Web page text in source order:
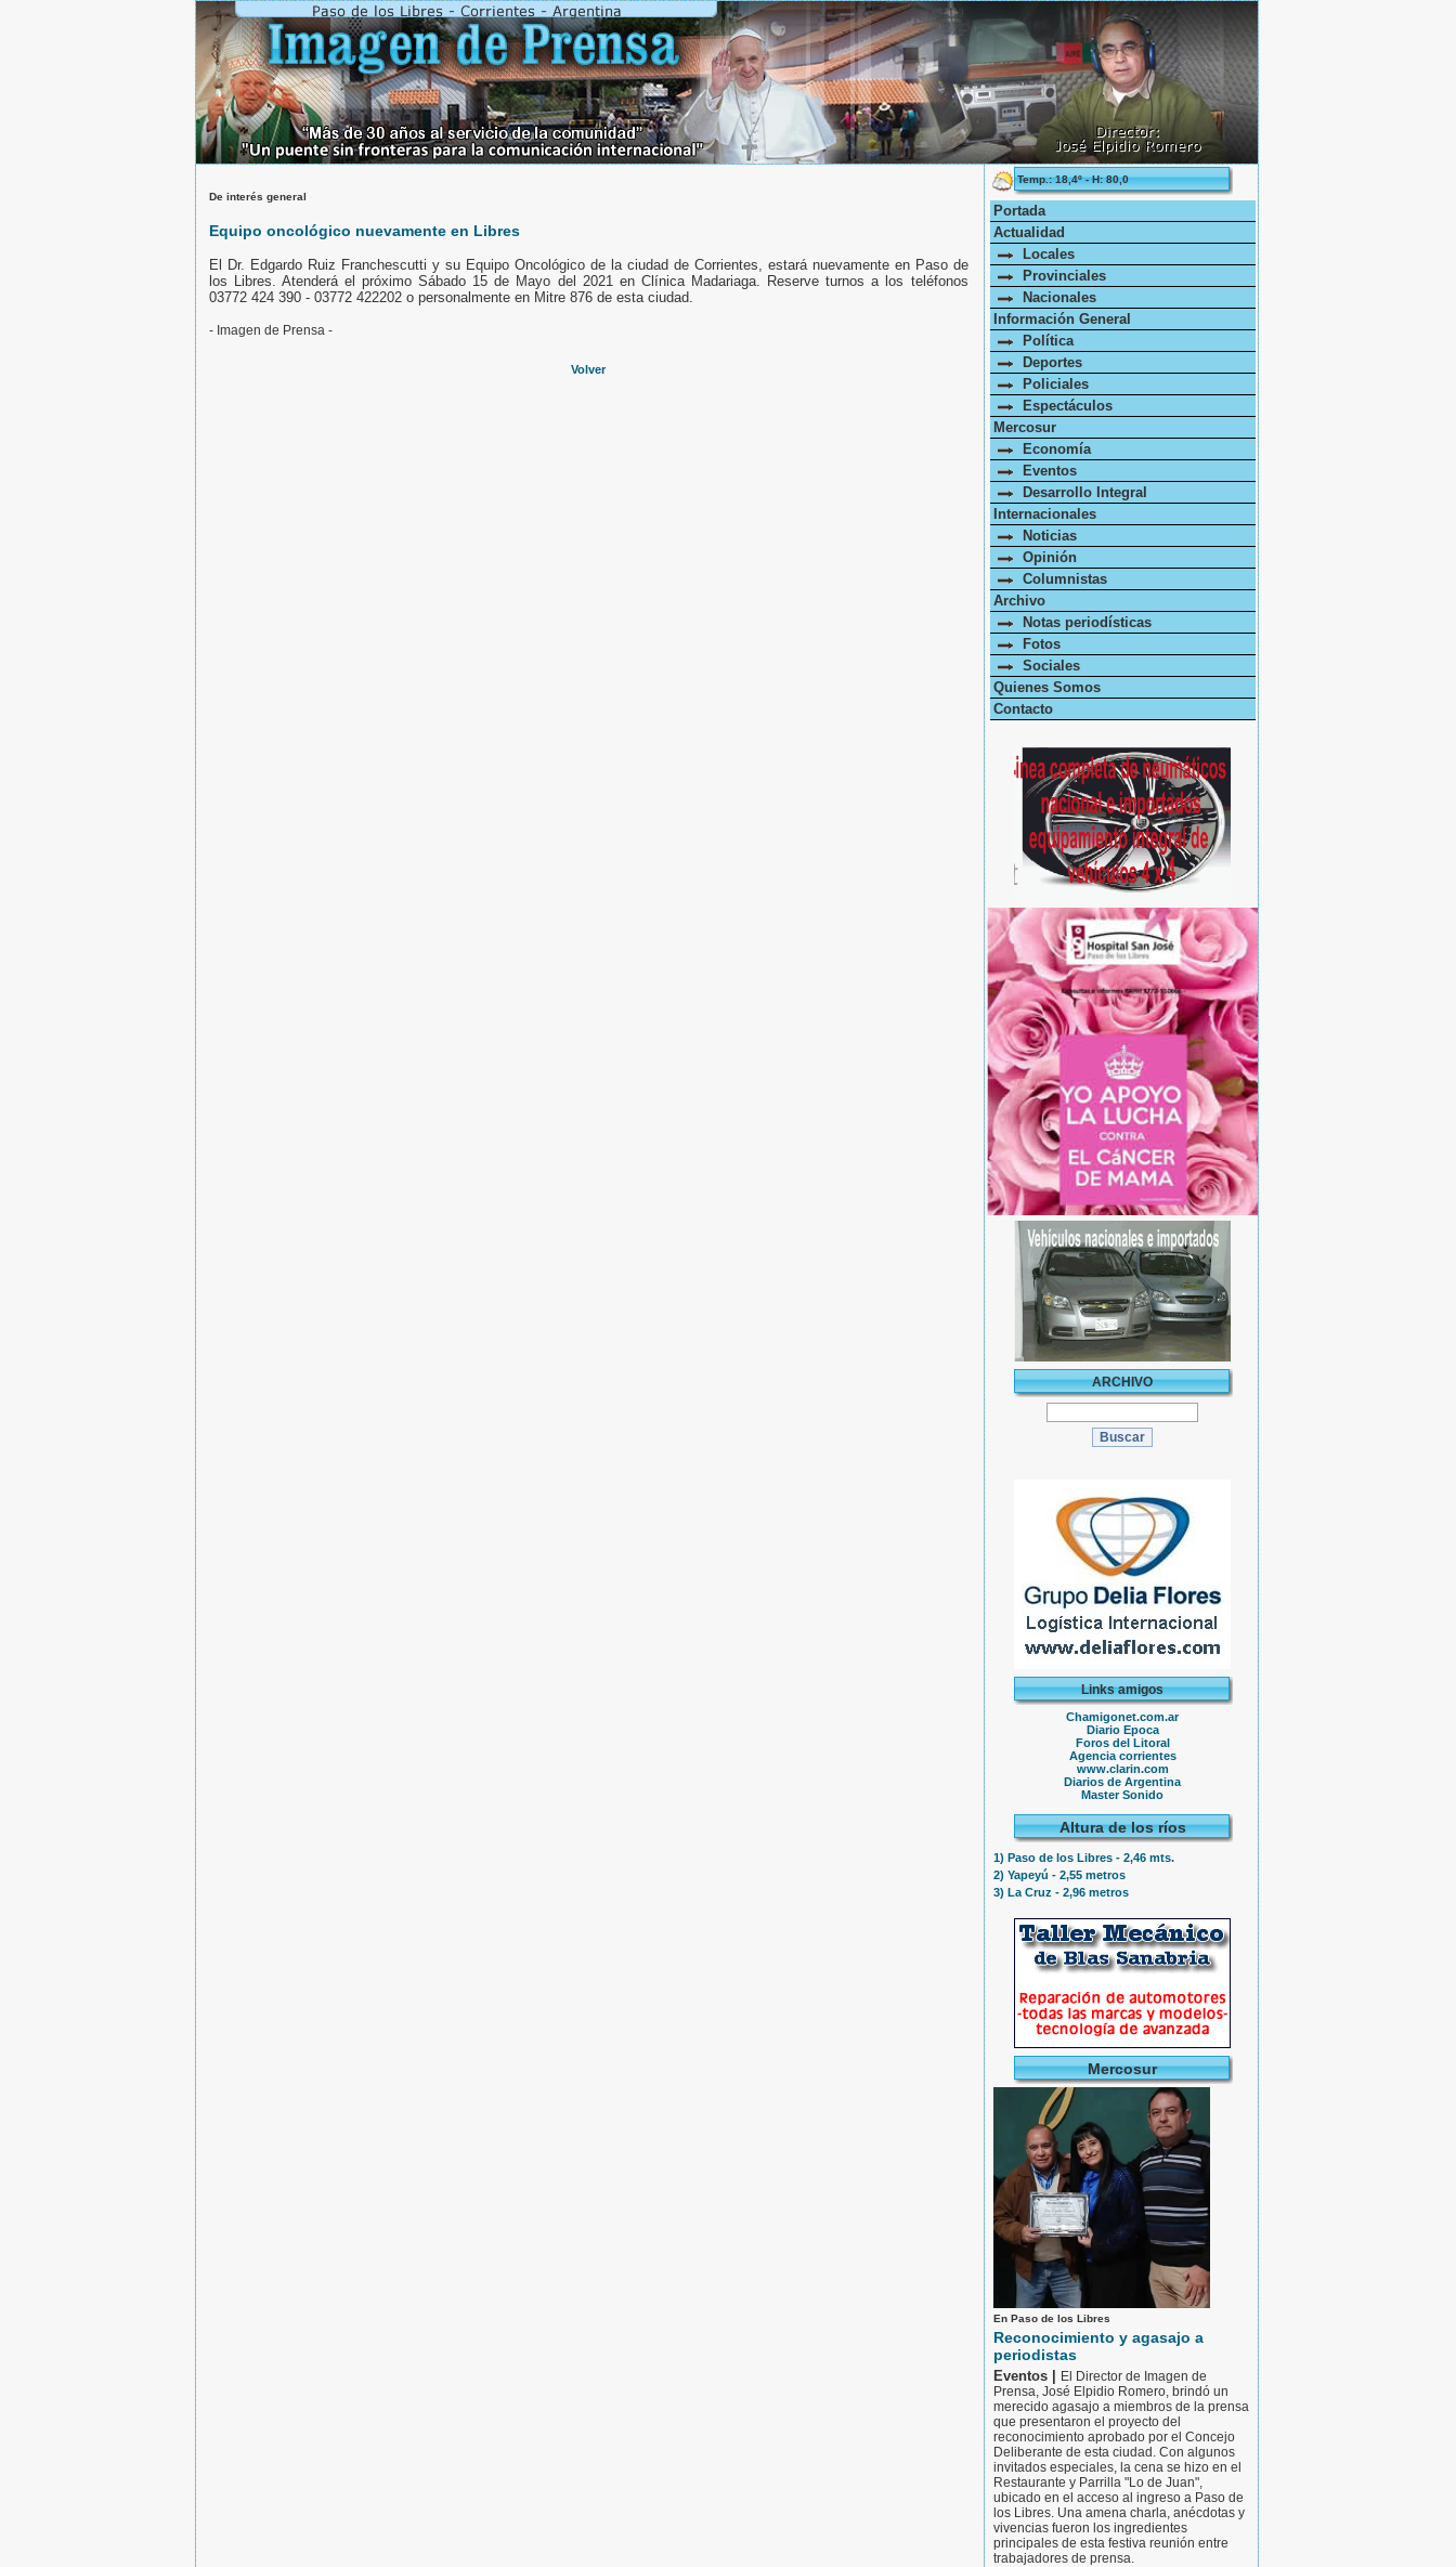
De interés general
Equipo oncológico nuevamente en Libres
El Dr. Edgardo Ruiz Franchescutti y su Equipo Oncológico de la ciudad de Corrientes, estará nuevamente en Paso de
los Libres. Atenderá el próximo Sábado 15 de Mayo del 2021 en Clínica Madariaga. Reserve turnos a los teléfonos
03772 424 390 - 03772 422202 o personalmente en Mitre 876 de esta ciudad.
- Imagen de Prensa -
Volver
Temp.: 18,4º - H: 80,0
Portada
Actualidad
Locales
Provinciales
Nacionales
Información General
Política
Deportes
Policiales
Espectáculos
Mercosur
Economía
Eventos
Desarrollo Integral
Internacionales
Noticias
Opinión
Columnistas
Archivo
Notas periodísticas
Fotos
Sociales
Quienes Somos
Contacto
ARCHIVO
Links amigos
Chamigonet.com.ar
Diario Epoca
Foros del Litoral
Agencia corrientes
www.clarin.com
Diarios de Argentina
Master Sonido
Altura de los ríos
1) Paso de los Libres - 2,46 mts.
2) Yapeyú - 2,55 metros
3) La Cruz - 2,96 metros
Mercosur
En Paso de los Libres
Reconocimiento y agasajo a
periodistas
Eventos |
El Director de Imagen de
Prensa, José Elpidio Romero, brindó un
merecido agasajo a miembros de la prensa
que presentaron el proyecto del
reconocimiento aprobado por el Concejo
Deliberante de esta ciudad. Con algunos
invitados especiales, la cena se hizo en el
Restaurante y Parrilla "Lo de Juan",
ubicado en el acceso al ingreso a Paso de
los Libres. Una amena charla, anécdotas y
vivencias fueron los ingredientes
principales de esta festiva reunión entre
trabajadores de prensa.